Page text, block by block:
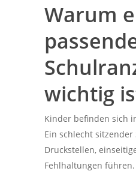
Warum
wichtig
Kinder befinden sich
Ein schlecht
Druckstellen,
Fehlhaltungen führen.